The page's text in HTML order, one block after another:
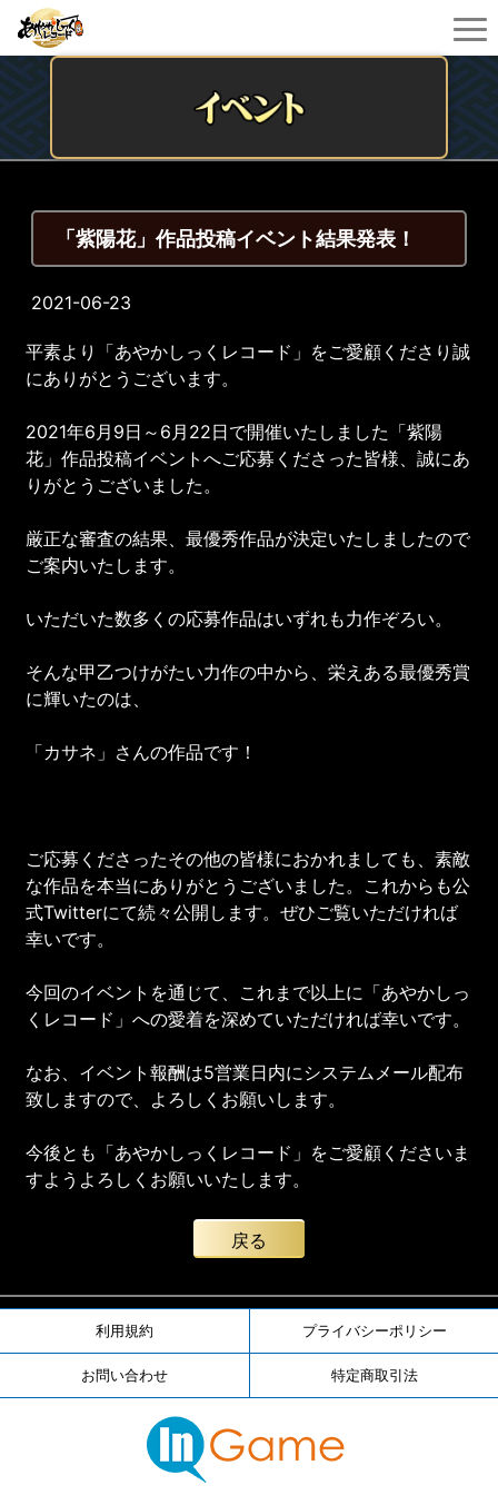
「紫陽花」作品投稿イベント結果発表！
2021-06-23
平素より「あやかしっくレコード」をご愛顧くださり誠
にありがとうございます。
2021年6月9日～6月22日で開催いたしました「紫陽
花」作品投稿イベントへご応募くださった皆様、誠にあ
りがとうございました。
厳正な審査の結果、最優秀作品が決定いたしましたので
ご案内いたします。
いただいた数多くの応募作品はいずれも力作ぞろい。
そんな甲乙つけがたい力作の中から、栄えある最優秀賞
に輝いたのは、
「カサネ」さんの作品です！
ご応募くださったその他の皆様におかれましても、素敵
な作品を本当にありがとうございました。これからも公
式Twitterにて続々公開します。ぜひご覧いただければ
幸いです。
今回のイベントを通じて、これまで以上に「あやかしっ
くレコード」への愛着を深めていただければ幸いです。
なお、イベント報酬は5営業日内にシステムメール配布
致しますので、よろしくお願いします。
今後とも「あやかしっくレコード」をご愛顧くださいま
すようよろしくお願いいたします。
戻る
利用規約 プライバシーポリシー
お問い合わせ 特定商取引法